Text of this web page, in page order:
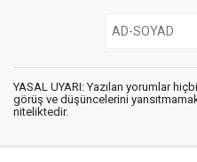
YASAL UYARI: Yazılan yorumlar
görüş ve düşüncelerini
niteliktedir.